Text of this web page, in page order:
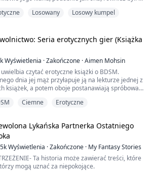
hybrydowa natura powinna być użyteczna do
pełnej magii, i...
Losowany Losowy kumpel
Seria erotycznych gier (Książka
Wyświetlenia ·Zakończone ·Aimen Mohsin
uwielbia czytać erotyczne książki o BDSM.
dnia jej mąż przyłapuje ją na lekturze jednej z
książek, a potem oboje postanawiają spróbować
Julia czerpie ogromną przyjemność z tych
Przekonajmy się, jak to wszystko się
i jak się rozwija!
pi...
Ciemne Erotyczne
Lykańska Partnerka Ostatniego
Wyświetlenia ·Zakończone · My Fantasy Stories
Ta historia może zawierać treści, które
mogą uznać za niepokojące.